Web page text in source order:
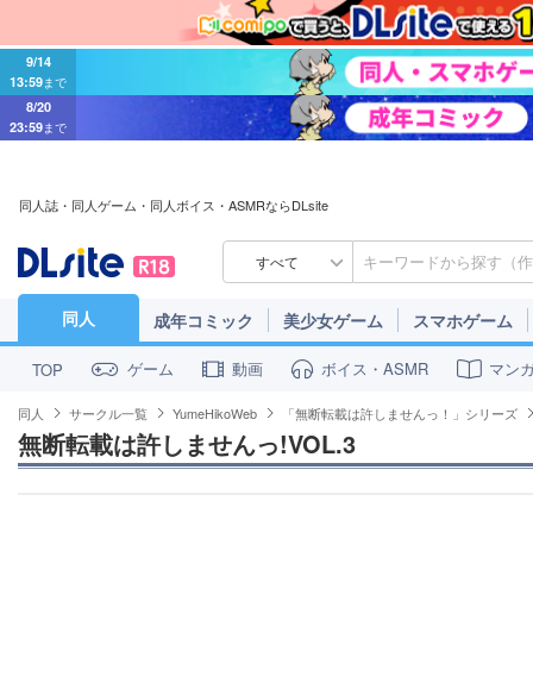
9/14
13:59まで
8/20
23:59まで
同人誌・同人ゲーム・同人ボイス・ASMRならDLsite
すべて
同人 成年コミック 美少女ゲーム スマホゲーム
TOP ゲーム 動画 ボイス・ASMR マン
同人 サークル一覧 YumeHikoWeb 「無断転載は許しませんっ！」シリーズ
無断転載は許しませんっ!VOL.3